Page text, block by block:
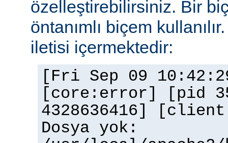
özelleştirebilirsiniz. Bir
öntanımlı biçem
iletisi içermektedir:
[Fri Sep 09
[core:error] [pid
4328636416]
Dosya yok: